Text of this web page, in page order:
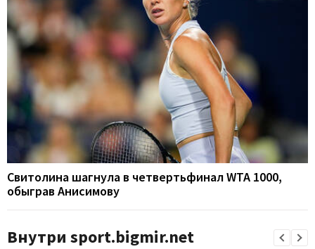
Свитолина шагнула в четвертьфинал WTA 1000,
обыграв Анисимову
Внутри sport.bigmir.net